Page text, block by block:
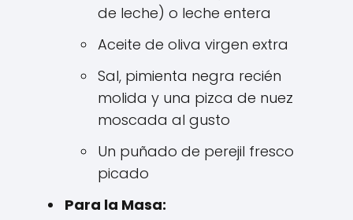
de leche) o leche entera
Aceite de oliva virgen extra
Sal, pimienta negra recién
molida y una pizca de nuez
moscada al gusto
Un puñado de perejil fresco
picado
Para la Masa: